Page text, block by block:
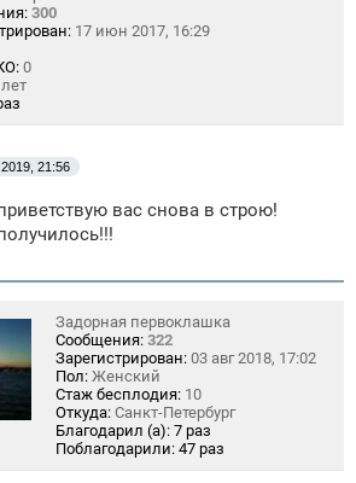
300
17 июн 2017, 16:29
0
21:56
вас снова в строю!
Задорная первоклашка
Сообщения: 322
Зарегистрирован: 03 авг 2018, 17:02
Пол: Женский
Стаж бесплодия: 10
Откуда: Санкт-Петербург
Благодарил (а): 7 раз
Поблагодарили: 47 раз